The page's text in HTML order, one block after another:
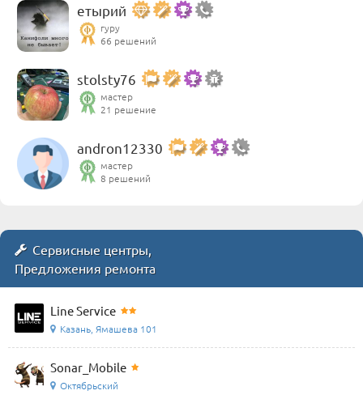
етырий
гуру
66 решений
stolsty76
мастер
21 решение
andron12330
мастер
8 решений
Сервисные центры,
Предложения ремонта
Line Service
Казань, Ямашева 101
Sonar_Mobile
Октябрьский